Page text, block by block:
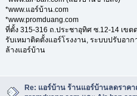
*www.แอร์บ้าน.com
*www.promduang.com
ที่ตั้ง 315-316 ถ.ประชาอุทิศ ซ.12-14 เขต
รับเหมาติดตั้งแอร์โรงงาน, ระบบปรับอา
ล้างแอร์บ้าน
Re: แอร์บ้าน ร้านแอร์บ้านลดราคา